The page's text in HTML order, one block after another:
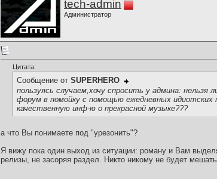
tech-admin
Администратор
Цитата:
Сообщение от SUPERHERO
пользуясь случаем,хочу спросить у админа:
форум в помойку с помощью ежедневных
качественную инф-ю о прекрасной музыке???
а что Вы понимаете под "урезонить"?
Я вижу пока один выход из ситуации: роману и Вам
релизы, не засоряя раздел. Никто никому не будет